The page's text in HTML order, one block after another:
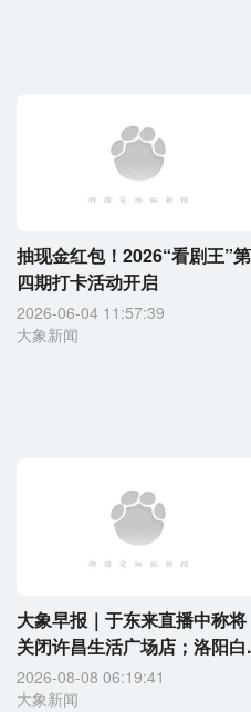
抽现金红包！2026“看剧王”第
四期打卡活动开启
2026-06-04 11:57:39
大象新闻
大象早报｜于东来直播中称将
关闭许昌生活广场店；洛阳白
2026-08-08 06:19:41
大象新闻